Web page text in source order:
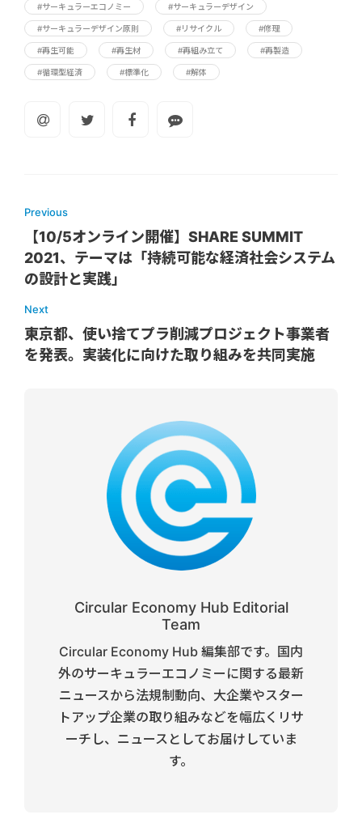
#サーキュラーエコノミー #サーキュラーデザイン
#サーキュラーデザイン原則 #リサイクル #修理
#再生可能 #再生材 #再組み立て #再製造
#循環型経済 #標準化 #解体
Previous
【10/5オンライン開催】SHARE SUMMIT
2021、テーマは「持続可能な経済社会システム
の設計と実践」
Next
東京都、使い捨てプラ削減プロジェクト事業者
を発表。実装化に向けた取り組みを共同実施
Circular Economy Hub Editorial
Team
Circular Economy Hub 編集部です。国内
外のサーキュラーエコノミーに関する最新
ニュースから法規制動向、大企業やスター
トアップ企業の取り組みなどを幅広くリサ
ーチし、ニュースとしてお届けしていま
す。